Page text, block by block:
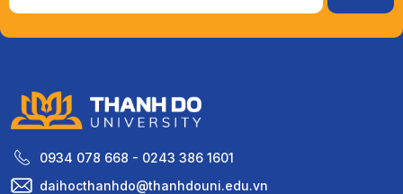
0934 078 668 - 0243 386 1601
daihocthanhdo@thanhdouni.edu.vn